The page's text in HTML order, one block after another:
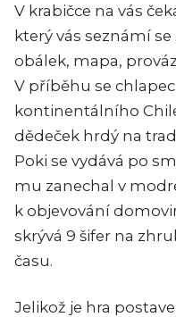
V krabičce na vás
který vás seznámí
obálek, mapa,
V příběhu se chlapec
kontinentálního
dědeček hrdý na
Poki se vydává po
mu zanechal v
k objevování
skrývá 9 šifer na
času.
Jelikož je hra